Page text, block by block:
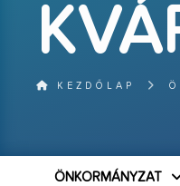
KEZDŐLAP
ÖNKORMÁNYZAT